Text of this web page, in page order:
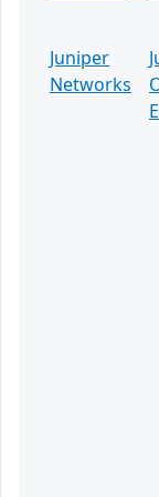
Juniper
Networks